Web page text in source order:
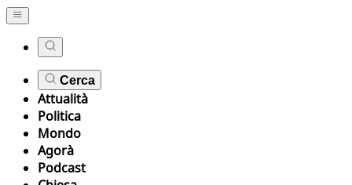
Cerca
Attualità
Politica
Mondo
Agorà
Podcast